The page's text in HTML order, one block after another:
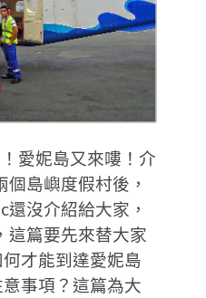
愛妮島又來嘍！介
島嶼度假村後，
沒介紹給大家，
這篇要先來替大家
才能到達愛妮島
事項？這篇為大